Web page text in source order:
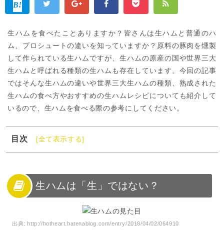
生ハムを食べたことありますか？皆さんは生ハムと普通のハ
ム、プロシュートの違いを知っていますか？原料の豚肉を燻製
して作られている生ハムですが、生ハムの原産の国や世界三大
生ハムと呼ばれる種類の生ハムも存在しています。今回の記事
ではそんな生ハムの違いや世界三大生ハムの種類、熟成された
生ハムの食べ方やおすすめの生ハムレシピについても紹介して
いるので、生ハムを食べる際の参考にしてください。
目次
[全て表示する]
1
生ハムは「生」ではない？
3
生ハムと普通のハムとの違い
4
生ハムとプロシュートの違いは燻製？
世界三大生ハムの種類
6
生ハムの美味しい食べ方
生ハムは「生」ではない？
出典:http://hotheart.hatenablog.com/entry/2018/04/02/064910